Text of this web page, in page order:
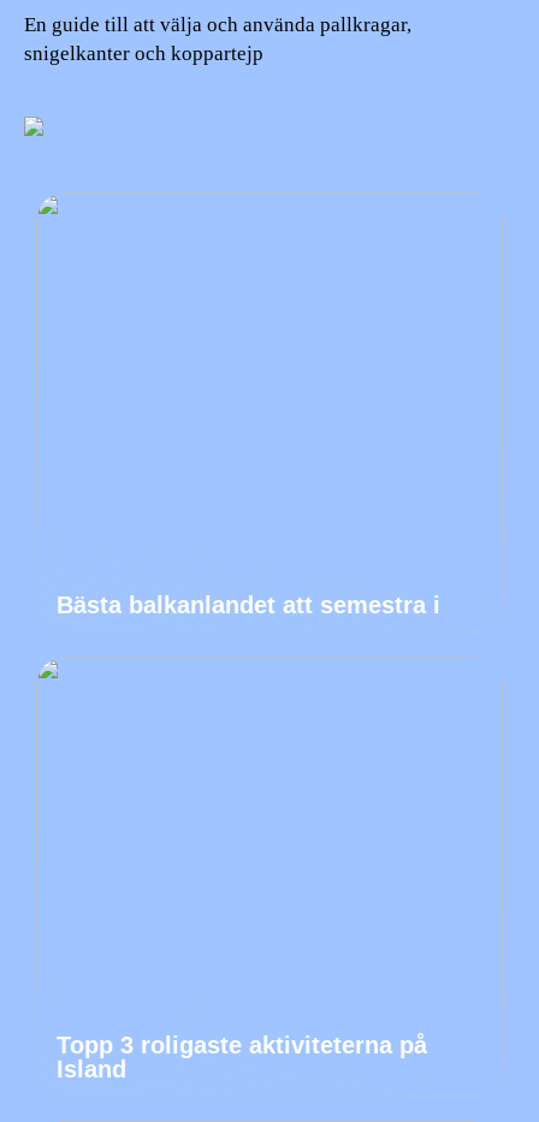
En guide till att välja och använda pallkragar,
snigelkanter och koppartejp
Bästa balkanlandet att semestra i
Topp 3 roligaste aktiviteterna på
Island